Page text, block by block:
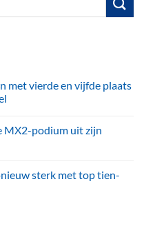
met vierde en vijfde plaats
MX2-podium uit zijn
sterk met top tien-